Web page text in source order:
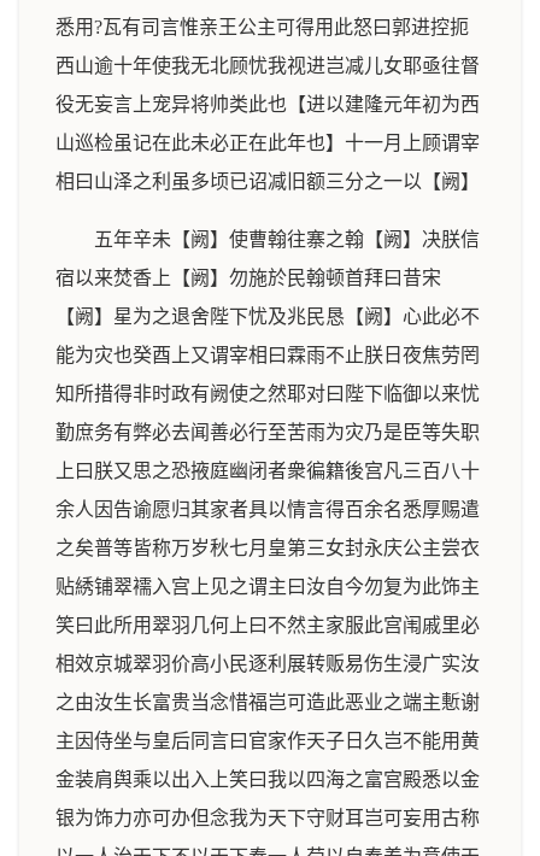
悉用?瓦有司言惟亲王公主可得用此怒曰郭进控扼
西山逾十年使我无北顾忧我视进岂减儿女耶亟往督
役无妄言上宠异将帅类此也【进以建隆元年初为西
山巡检虽记在此未必正在此年也】十一月上顾谓宰
相曰山泽之利虽多顷已诏减旧额三分之一以【阙】
五年辛未【阙】使曹翰往寨之翰【阙】决朕信
宿以来焚香上【阙】勿施於民翰顿首拜曰昔宋
【阙】星为之退舍陛下忧及兆民恳【阙】心此必不
能为灾也癸酉上又谓宰相曰霖雨不止朕日夜焦劳罔
知所措得非时政有阙使之然耶对曰陛下临御以来忧
勤庶务有弊必去闻善必行至苦雨为灾乃是臣等失职
上曰朕又思之恐掖庭幽闭者衆徧籍後宫凡三百八十
余人因告谕愿归其家者具以情言得百余名悉厚赐遣
之矣普等皆称万岁秋七月皇第三女封永庆公主尝衣
贴綉铺翠襦入宫上见之谓主曰汝自今勿复为此饰主
笑曰此所用翠羽几何上曰不然主家服此宫闱戚里必
相效京城翠羽价高小民逐利展转贩易伤生浸广实汝
之由汝生长富贵当念惜福岂可造此恶业之端主慙谢
主因侍坐与皇后同言曰官家作天子日久岂不能用黄
金装肩舆乘以出入上笑曰我以四海之富宫殿悉以金
银为饰力亦可办但念我为天下守财耳岂可妄用古称